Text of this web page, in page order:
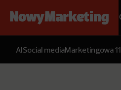
AISocial mediaMarketingowa 11